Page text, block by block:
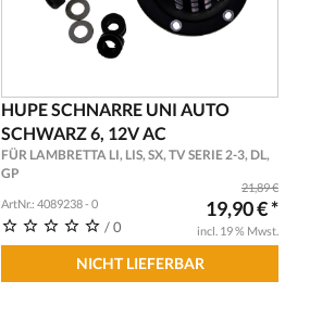
HUPE SCHNARRE UNI AUTO
SCHWARZ 6, 12V AC
FÜR LAMBRETTA LI, LIS, SX, TV SERIE 2-3, DL,
GP
ArtNr.: 4089238 - 0
/ 0
21,89 €
19,90 € *
incl. 19 % Mwst.
NICHT LIEFERBAR